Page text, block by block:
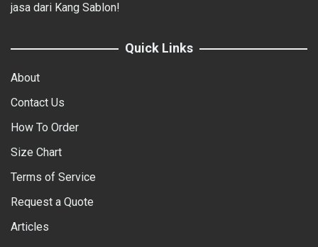
jasa dari Kang Sablon!
Quick Links
About
Contact Us
How To Order
Size Chart
Terms of Service
Request a Quote
Articles